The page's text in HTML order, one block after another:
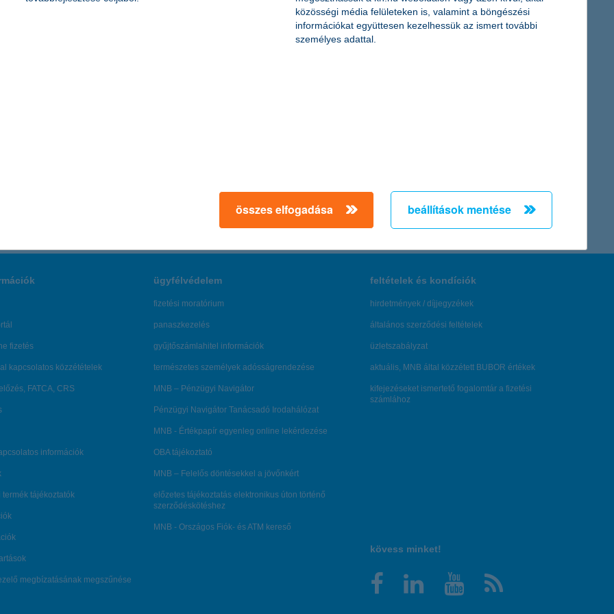
összeg nagysága, sokkal inkább a megtakarítási cél és az időtáv meghatározása szükséges. Hiszen, akár már havi néhány ezer
időtávon, a piacok mozgását hosszabb távon eredményesen kiaknázó portfólió segítségével” – tanácsolja a befektetési
fizetés
kapcsolatos közzétételek
FATCA, CRS
információk
termék tájékoztatók
megbízatásának megszűnése
ügyfélvédelem
fizetési moratórium
panaszkezelés
gyűjtőszámlahitel információk
természetes személyek adósságrendezése
MNB – Pénzügyi Navigátor
Pénzügyi Navigátor Tanácsadó Irodahálózat
MNB - Értékpapír egyenleg online lekérdezése
OBA tájékoztató
MNB – Felelős döntésekkel a jövőnkért
előzetes tájékoztatás elektronikus úton történő
szerződéskötéshez
MNB - Országos Fiók- és ATM kereső
feltételek és kondíciók
hirdetmények / díjjegyzékek
általános szerződési feltételek
üzletszabályzat
aktuális, MNB által közzétett BUBOR értékek
kifejezéseket ismertető fogalomtár a fizetési
számlához
kövess minket!
közösségi média felületeken is, valamint a böngészési
információkat együttesen kezelhessük az ismert további
személyes adattal.
összes elfogadása beállítások mentése